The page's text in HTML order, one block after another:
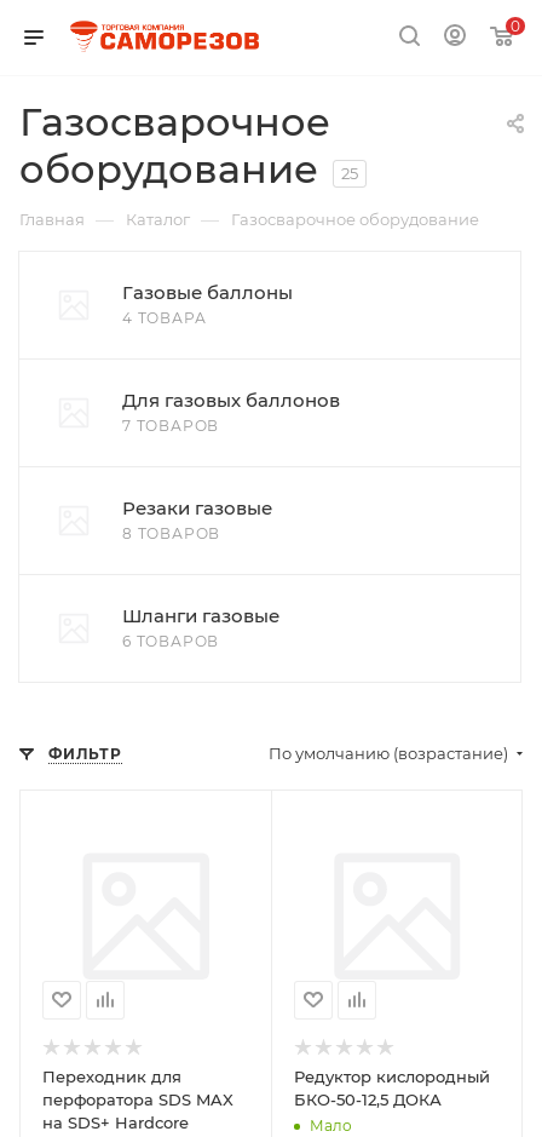
0
Газосварочное
оборудование
25
Главная — Каталог — Газосварочное оборудование
Газовые баллоны
4 ТОВАРА
Для газовых баллонов
7 ТОВАРОВ
Резаки газовые
8 ТОВАРОВ
Шланги газовые
6 ТОВАРОВ
ФИЛЬТР По умолчанию (возрастание)
Переходник для
перфоратора SDS MAX
на SDS+ Hardcore
Редуктор кислородный
БКО-50-12,5 ДОКА
Мало